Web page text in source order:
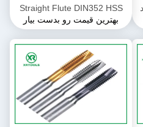
Straight Flute DIN352 HSS
بهترین قیمت رو بدست بیار